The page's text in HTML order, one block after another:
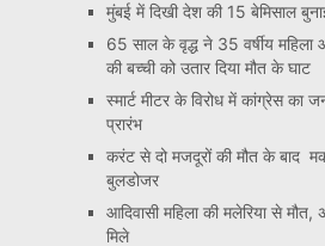
मुंबई में दिखी देश की 15 बेमिसाल
65 साल के वृद्ध ने 35 वर्षीय
की बच्ची को उतार दिया मौत के घाट
स्मार्ट मीटर के विरोध में कांग्रेस का
प्रारंभ
करंट से दो मजदूरों की मौत के बाद
बुलडोजर
आदिवासी महिला की मलेरिया से
मिले